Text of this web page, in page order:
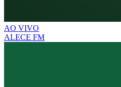
AO VIVO
ALECE FM